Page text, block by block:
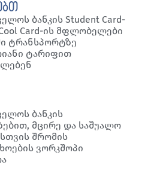
ბანკის Student Card-
Card-ის მფლობელები
ტრანსპორტზე
ტარიფით
ბანკის
მცირე და საშუალო
შრომის
ვორკშოპი